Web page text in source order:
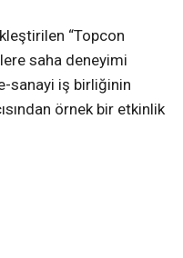
“Topcon
saha deneyimi
sanayi iş birliğinin
örnek bir etkinlik